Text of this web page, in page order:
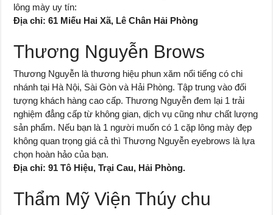
lông mày uy tín:
Địa chỉ: 61 Miếu Hai Xã, Lê Chân Hải Phòng
Thương Nguyễn Brows
Thương Nguyễn là thương hiệu phun xăm nổi tiếng có chi
nhánh tại Hà Nội, Sài Gòn và Hải Phòng. Tập trung vào đối
tượng khách hàng cao cấp. Thương Nguyễn đem lại 1 trải
nghiệm đẳng cấp từ không gian, dịch vụ cũng như chất lượng
sản phẩm. Nếu bạn là 1 người muốn có 1 cặp lông mày đẹp
không quan trọng giá cả thì Thương Nguyễn eyebrows là lựa
chọn hoàn hảo của bạn.
Địa chỉ: 91 Tô Hiệu, Trại Cau, Hải Phòng.
Thẩm Mỹ Viện Thúy chu